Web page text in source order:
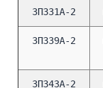
3П331А-2
3П339А-2
3П343А-2